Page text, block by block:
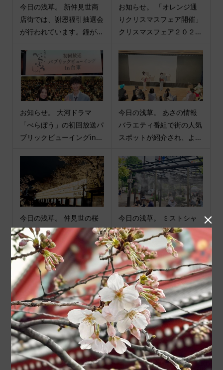
今日の浅草。 新仲見世商
店街では、謝恩福引抽選会
が行われています。鐘が...
お知らせ。 「オレンジ通
りクリスマスフェア開催」
クリスマスフェア２０２...
お知らせ。 大河ドラマ
「べらぼう」の初回放送パ
ブリックビューイングin...
今日の浅草。 あさの情報
バラエティ番組で街の人気
スポットが紹介され、よ...
今日の浅草。 仲見世の桜
も咲きそろってきました。
提灯棚の灯りに照らされ...
今日の浅草。 ミストシャ
ワーの下に、海外からのお
客様が集まっています。...
商品カテゴリ
商品ジャンル
ポチ袋
和小物
